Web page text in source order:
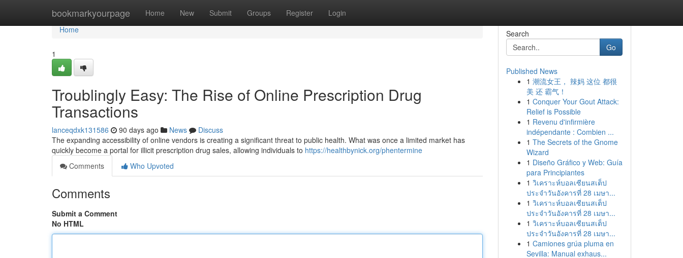
bookmarkyourpage Home New Submit Groups Register Login
Home
Home
1
Troublingly Easy: The Rise of Online Prescription Drug
Transactions
lanceqdxk131586 90 days ago News
Discuss
The expanding accessibility of online vendors is creating a significant threat to public health. What was once a limited market has
quickly become a portal for illicit prescription drug sales, allowing individuals to https://healthbynick.org/phentermine
Comments
Who Upvoted
Comments
Submit a Comment
No HTML
Search
Go
Published News
1 潮流女王， 辣妈 这位 都很
美 还 霸气！
1 Conquer Your Gout Attack:
Relief is Possible
1 Revenu d'infirmière
indépendante : Combien ...
1 The Secrets of the Gnome
Wizard
1 Diseño Gráfico y Web: Guía
para Principiantes
1 วิเคราะห์บอลเซียนสเต็ป
ประจำวันอังคารที่ 28 เมษา...
1 วิเคราะห์บอลเซียนสเต็ป
ประจำวันอังคารที่ 28 เมษา...
1 วิเคราะห์บอลเซียนสเต็ป
ประจำวันอังคารที่ 28 เมษา...
1 Camiones grúa pluma en
Sevilla: Manual exhaus...